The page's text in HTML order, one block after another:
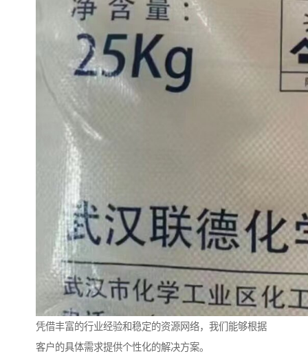
凭借丰富的行业经验和稳定的资源网络，我们能够根据
客户的具体需求提供个性化的解决方案。